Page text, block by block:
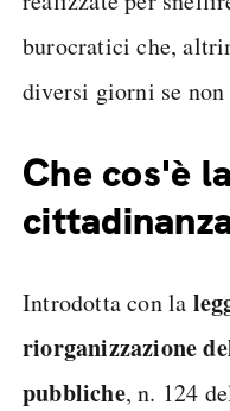
burocratici che,
diversi giorni se non
Che cos'è
Introdotta con la
riorganizzazione
pubbliche, n. 124